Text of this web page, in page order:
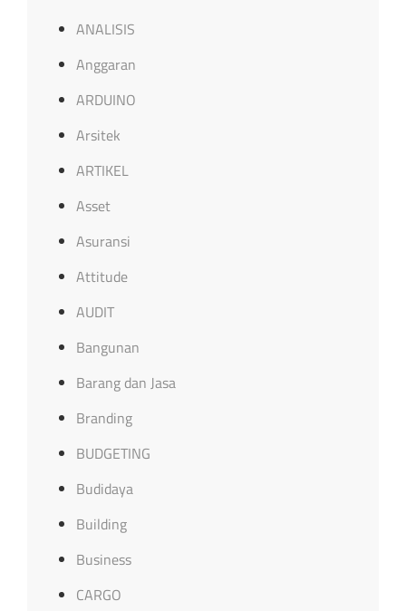
ANALISIS
Anggaran
ARDUINO
Arsitek
ARTIKEL
Asset
Asuransi
Attitude
AUDIT
Bangunan
Barang dan Jasa
Branding
BUDGETING
Budidaya
Building
Business
CARGO